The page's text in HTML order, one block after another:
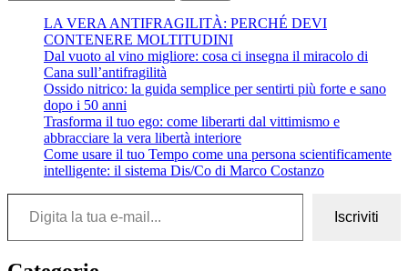
LA VERA ANTIFRAGILITÀ: PERCHÉ DEVI
CONTENERE MOLTITUDINI
Dal vuoto al vino migliore: cosa ci insegna il miracolo di
Cana sull’antifragilità
Ossido nitrico: la guida semplice per sentirti più forte e sano
dopo i 50 anni
Trasforma il tuo ego: come liberarti dal vittimismo e
abbracciare la vera libertà interiore
Come usare il tuo Tempo come una persona scientificamente
intelligente: il sistema Dis/Co di Marco Costanzo
Digita la tua e-mail...
Iscriviti